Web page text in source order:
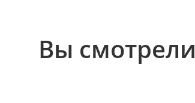
Вы смотрели